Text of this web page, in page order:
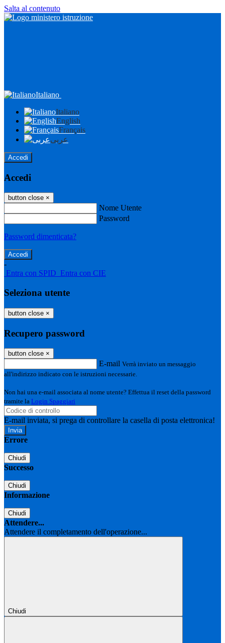
Salta al contenuto
Italiano
Italiano
English
Français
عربى
Accedi
Accedi
button close ×
Nome Utente
Password
Password dimenticata?
-
Entra con SPID Entra con CIE
Seleziona utente
button close ×
Recupero password
button close ×
E-mail Verrà inviato un messaggio
all'indirizzo indicato con le istruzioni necessarie.
Non hai una e-mail associata al nome utente? Effettua il reset della password
tramite la Login Spaggiari
E-mail inviata, si prega di controllare la casella di posta elettronica!
Errore
Chiudi
Successo
Chiudi
Informazione
Chiudi
Attendere...
Attendere il completamento dell'operazione...
Chiudi